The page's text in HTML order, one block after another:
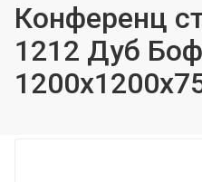
Конференц
1212 Дуб